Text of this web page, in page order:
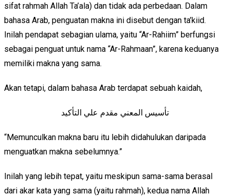
sifat rahmah Allah Ta’ala) dan tidak ada perbedaan. Dalam
bahasa Arab, penguatan makna ini disebut dengan ta’kiid.
Inilah pendapat sebagian ulama, yaitu “Ar-Rahiim” berfungsi
sebagai penguat untuk nama “Ar-Rahmaan”, karena keduanya
memiliki makna yang sama.
Akan tetapi, dalam bahasa Arab terdapat sebuah kaidah,
تأسيس المعني مقدم علي التأكيد
“Memunculkan makna baru itu lebih didahulukan daripada
menguatkan makna sebelumnya.”
Inilah yang lebih tepat, yaitu meskipun sama-sama berasal
dari akar kata yang sama (yaitu rahmah), kedua nama Allah